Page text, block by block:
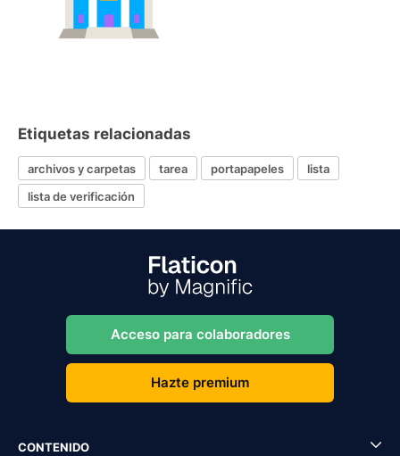
Etiquetas relacionadas
archivos y carpetas tarea portapapeles
lista
lista de verificación
Acceso para colaboradores
Hazte premium
CONTENIDO